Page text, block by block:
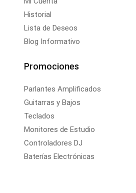
Historial
Lista de Deseos
Blog Informativo
Promociones
Parlantes Amplificados
Guitarras y Bajos
Teclados
Monitores de Estudio
Controladores DJ
Baterías Electrónicas